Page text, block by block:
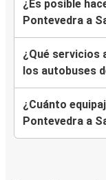
¿Es posible
Pontevedra a
¿Qué servicios
los autobuses
¿Cuánto
Pontevedra a